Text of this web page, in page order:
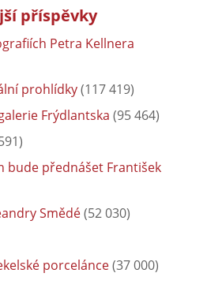
příspěvky
Petra Kellnera
prohlídky(117 419)
Frýdlantska (95 464)
bude přednášet František
Smědé(52 030)
porcelánce(37 000)